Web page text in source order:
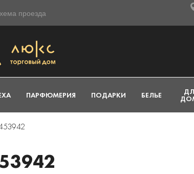
проезда
ПАРФЮМЕРИЯ ПОДАРКИ БЕЛЬЕ